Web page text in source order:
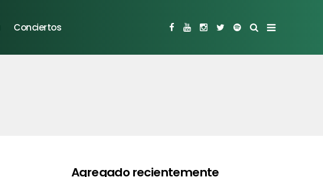
Conciertos
Agregado recientemente